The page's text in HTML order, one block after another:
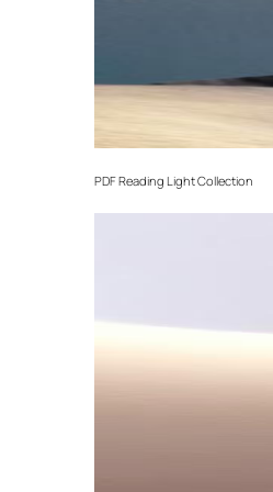
PDFReading Light Collection